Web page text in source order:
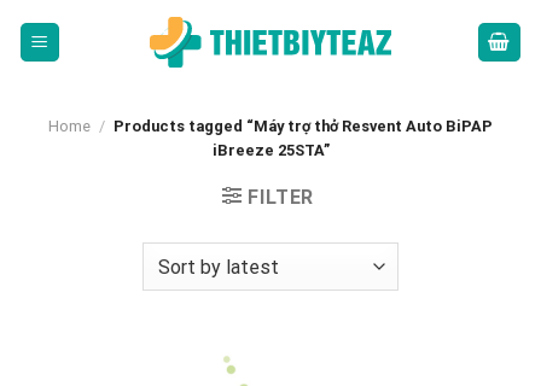
Home / Products tagged “Máy trợ thở Resvent Auto BiPAP
iBreeze 25STA”
FILTER